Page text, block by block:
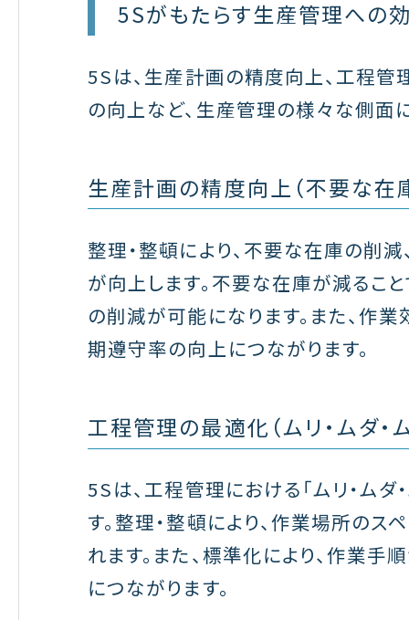
5Sがもたらす生産管理への
5Sは、生産計画の精度向上、工程管
の向上など、生産管理の様々な側面
生産計画の精度向上（不要な在
整理・整頓により、不要な在庫の削
が向上します。不要な在庫が減るこ
の削減が可能になります。また、作
期遵守率の向上につながります。
工程管理の最適化（ムリ・ムダ・
5Sは、工程管理における「ムリ・ム
す。整理・整頓により、作業場所の
れます。また、標準化により、作業
につながります。